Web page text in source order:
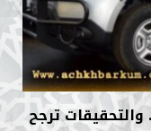
ترجح